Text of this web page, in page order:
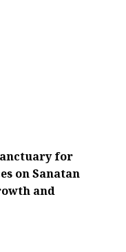
for
on Sanatan
and